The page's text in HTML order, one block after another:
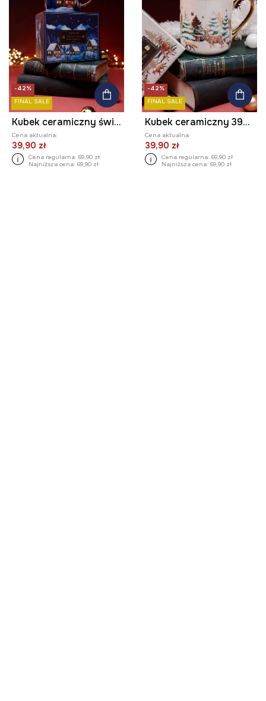
-42%
FINAL SALE
Kubek ceramiczny świąteczny 460 ml
Cena aktualna:
39,90 zł
Cena regularna: 69,90 zł
Najniższa cena: 69,90 zł
-42%
FINAL SALE
Kubek ceramiczny 390 ml świąteczny
Cena aktualna:
39,90 zł
Cena regularna: 69,90 zł
Najniższa cena: 69,90 zł